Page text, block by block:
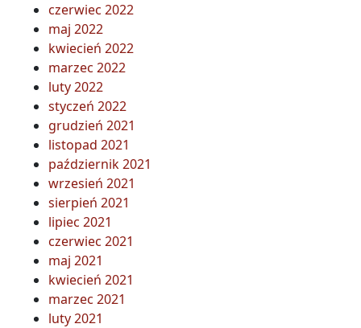
czerwiec 2022
maj 2022
kwiecień 2022
marzec 2022
luty 2022
styczeń 2022
grudzień 2021
listopad 2021
październik 2021
wrzesień 2021
sierpień 2021
lipiec 2021
czerwiec 2021
maj 2021
kwiecień 2021
marzec 2021
luty 2021